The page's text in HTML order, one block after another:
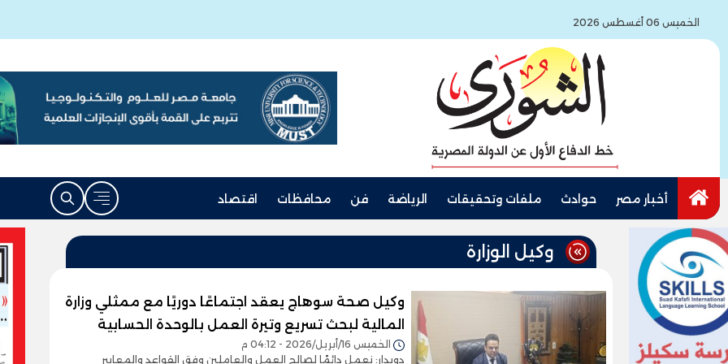
الخميس 06 أغسطس 2026
أخبار مصر حوادث ملفات وتحقيقات الرياضة فن محافظات اقتصاد
وكيل الوزارة
وكيل صحة سوهاج يعقد اجتماعًا دوريًا مع ممثلي وزارة
المالية لبحث تسريع وتيرة العمل بالوحدة الحسابية
الخميس 16/أبريل/2026 - 04:12 م
دويدار: نعمل دائمًا لصالح العمل والعاملين وفق القواعد والمعايير